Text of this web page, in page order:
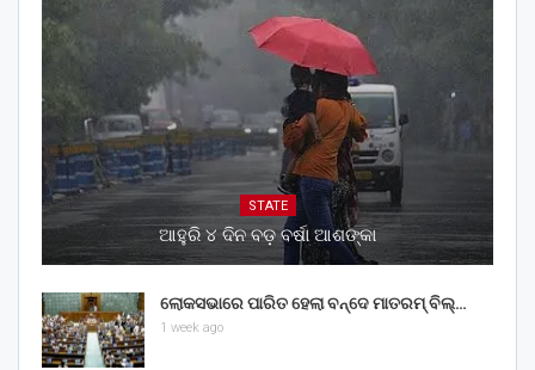
STATE
ଆହୁରି ୪ ଦିନ ବଡ଼ ବର୍ଷା ଆଶଙ୍କା
ଲୋକସଭାରେ ପାରିତ ହେଲା ବନ୍ଦେ ମାତରମ୍‌ ବିଲ୍‌…
1 week ago